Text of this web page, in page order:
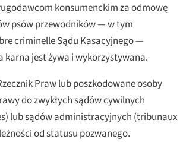
konsumenckim za odmowę
psów przewodników — w tym
criminelleSądu Kasacyjnego —
karna jest żywa i wykorzystywana.
Praw lub poszkodowane osoby
do zwykłych sądów cywilnych
) lub sądów administracyjnych (tribunaux
od statusu pozwanego.